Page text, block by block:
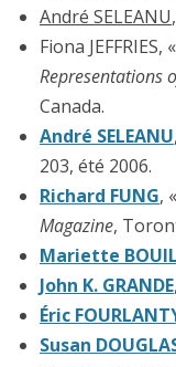
André SELEANU
Fiona
Representations
Canada.
André SELEANU
203, été 2006.
Richard FUNG,
Magazine,
Mariette
John K. GRANDE
Éric
Susan